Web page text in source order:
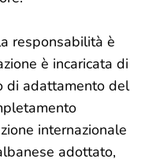
responsabilità è
è incaricata di
di adattamento del
internazionale
adottato,